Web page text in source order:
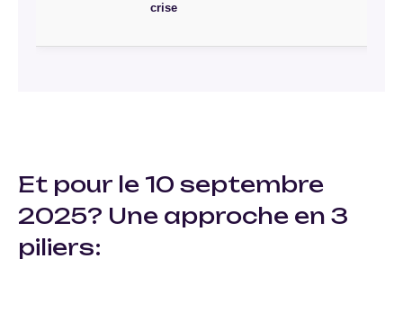
crise
Et pour le 10 septembre
2025? Une approche en 3
piliers: